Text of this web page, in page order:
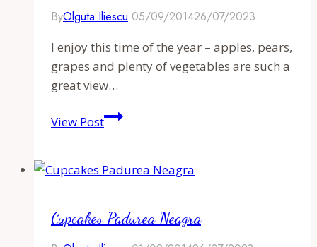
ByOlguta Iliescu 05/09/201426/07/2023
I enjoy this time of the year – apples, pears,
grapes and plenty of vegetables are such a
great view…
View PostMuffins
si
crocant
Cupcakes Padurea Neagra